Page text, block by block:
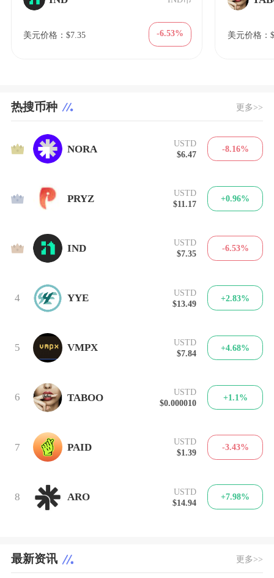
美元价格：$7.35 -6.53% 美元价格：
热搜币种 更多>>
1 NORA
USTD
$6.47
-8.16%
2 PRYZ
USTD
$11.17
+0.96%
3 IND
USTD
$7.35
-6.53%
4 YYE
USTD
$13.49
+2.83%
5 VMPX
USTD
$7.84
+4.68%
6 TABOO
USTD
$0.000010
+1.1%
7 PAID
USTD
$1.39
-3.43%
8 ARO
USTD
$14.94
+7.98%
最新资讯 更多>>